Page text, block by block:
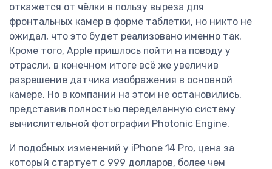
откажется от чёлки в пользу выреза для
фронтальных камер в форме таблетки, но никто не
ожидал, что это будет реализовано именно так.
Кроме того, Apple пришлось пойти на поводу у
отрасли, в конечном итоге всё же увеличив
разрешение датчика изображения в основной
камере. Но в компании на этом не остановились,
представив полностью переделанную систему
вычислительной фотографии Photonic Engine.
И подобных изменений у iPhone 14 Pro, цена за
который стартует с 999 долларов, более чем